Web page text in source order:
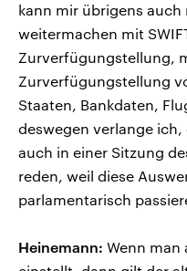
kann mir übrigens
weitermachen mit
Zurverfügungstellung,
Zurverfügungstellung
Staaten, Bankdaten,
deswegen verlange
auch in einer Sitzung
reden, weil diese
parlamentarisch
Heinemann: Wenn man